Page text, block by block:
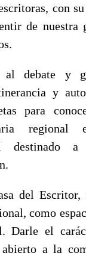
con
de nuestra
al debate y
y
para
regional
destinado
del
como
Darle el
a la